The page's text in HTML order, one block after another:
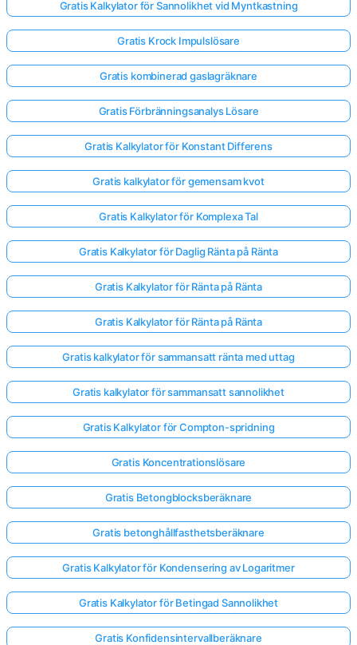
Gratis Kalkylator för Sannolikhet vid Myntkastning
Gratis Krock Impulslösare
Gratis kombinerad gaslagräknare
Gratis Förbränningsanalys Lösare
Gratis Kalkylator för Konstant Differens
Gratis kalkylator för gemensam kvot
Gratis Kalkylator för Komplexa Tal
Gratis Kalkylator för Daglig Ränta på Ränta
Gratis Kalkylator för Ränta på Ränta
Gratis Kalkylator för Ränta på Ränta
Gratis kalkylator för sammansatt ränta med uttag
Gratis kalkylator för sammansatt sannolikhet
Gratis Kalkylator för Compton-spridning
Gratis Koncentrationslösare
Gratis Betongblocksberäknare
Gratis betonghållfasthetsberäknare
Gratis Kalkylator för Kondensering av Logaritmer
Gratis Kalkylator för Betingad Sannolikhet
Gratis Konfidensintervallberäknare